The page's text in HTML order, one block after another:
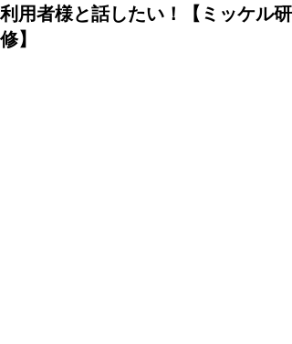
利用者様と話したい！【ミッケル研
修】